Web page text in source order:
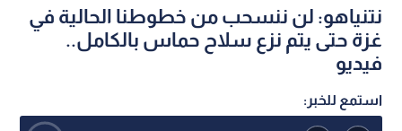
نتنياهو: لن ننسحب من خطوطنا الحالية في
غزة حتى يتم نزع سلاح حماس بالكامل..
فيديو
استمع للخبر: